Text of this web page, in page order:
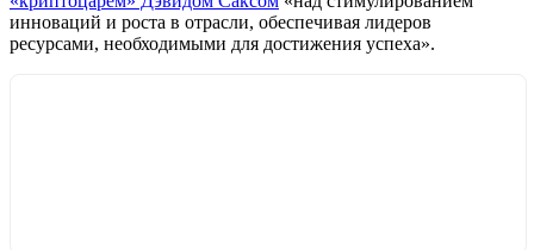
инноваций и роста в отрасли, обеспечивая лидеров
ресурсами, необходимыми для достижения успеха».